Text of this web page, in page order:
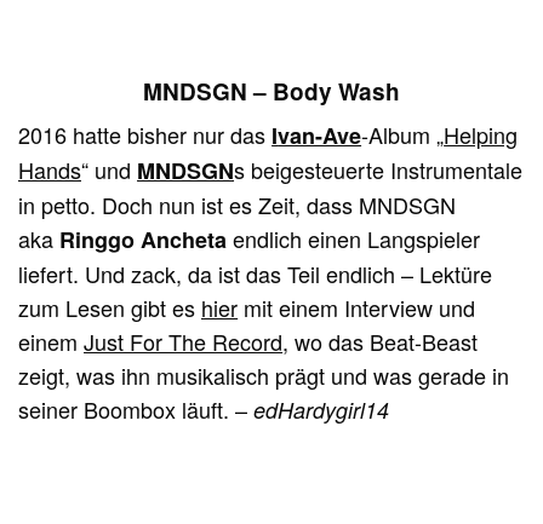
MNDSGN – Body Wash
2016 hatte bisher nur das Ivan-Ave-Album „Helping
Hands“ und MNDSGNs beigesteuerte Instrumentale
in petto. Doch nun ist es Zeit, dass MNDSGN
aka Ringgo Anchetaendlich einen Langspieler
liefert. Und zack, da ist das Teil endlich – Lektüre
zum Lesen gibt es hier mit einem Interview und
einemJust For The Record, wo das Beat-Beast
zeigt, was ihn musikalisch prägt und was gerade in
seiner Boombox läuft. –edHardygirl14